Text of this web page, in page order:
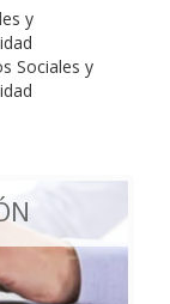
y
Sociales y